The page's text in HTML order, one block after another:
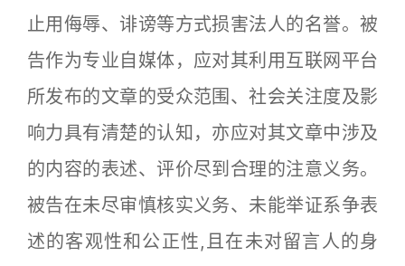
止用侮辱、诽谤等方式损害法人的名誉。被
告作为专业自媒体，应对其利用互联网平台
所发布的文章的受众范围、社会关注度及影
响力具有清楚的认知，亦应对其文章中涉及
的内容的表述、评价尽到合理的注意义务。
被告在未尽审慎核实义务、未能举证系争表
述的客观性和公正性,且在未对留言人的身